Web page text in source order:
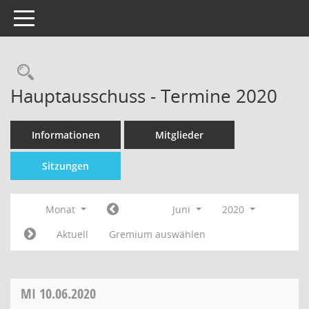
Toggle navigation
Hauptausschuss - Termine 2020
Informationen Mitglieder
Sitzungen
Monat Juni
2020
Aktuell
Gremium auswählen
MI 10.06.2020